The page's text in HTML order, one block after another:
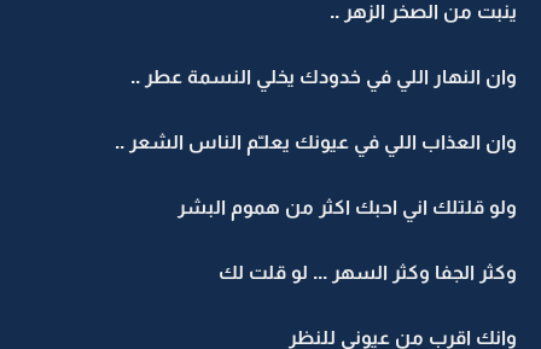
ينبت من الصخر الزهر ..
وان النهار اللي في خدودك يخلي النسمة عطر ..
وان العذاب اللي في عيونك يعلـّم الناس الشعر ..
ولو قلتلك اني احبك اكثر من هموم البشر
وكثر الجفا وكثر السهر ... لو قلت لك
وانك اقرب من عيوني للنظر